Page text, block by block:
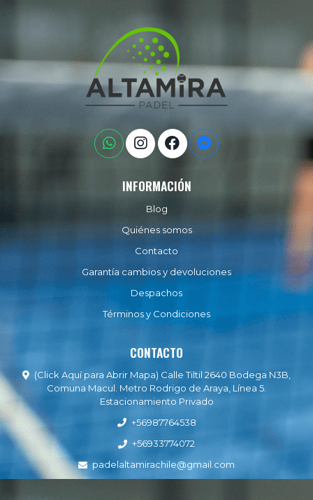
INFORMACIÓN
Blog
Quiénes somos
Contacto
Garantía cambios y devoluciones
Despachos
Términos y Condiciones
CONTACTO
(Click Aquí para Abrir Mapa) Calle Tiltil 2640 Bodega N3B,
Comuna Macul. Metro Rodrigo de Araya, Línea 5.
Estacionamiento Privado
+56987764538
+56933774072
padelaltamirachile@gmail.com